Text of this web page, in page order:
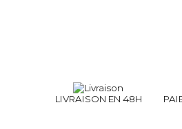
LIVRAISON EN 48H